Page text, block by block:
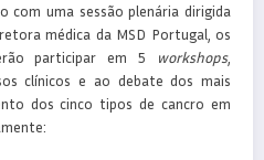
com uma sessão plenária dirigida
médica da MSD Portugal, os
participar em 5
workshops,
clínicos e ao debate dos mais
dos cinco tipos de cancro em